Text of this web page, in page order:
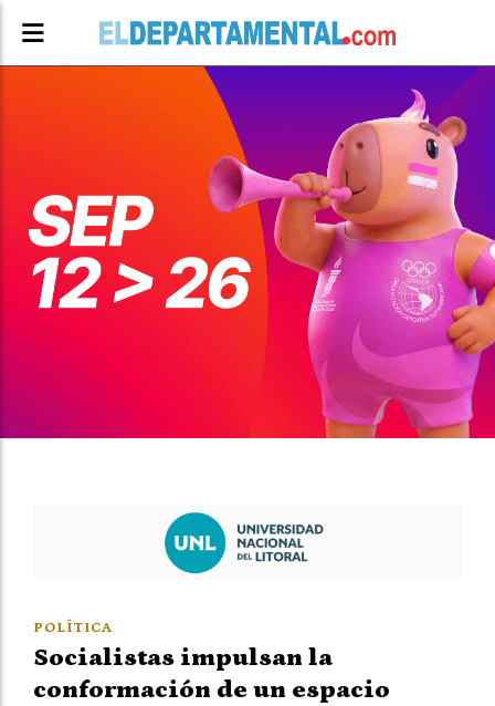
Socialistas impulsan la
conformación de un espacio
POLÍTICA